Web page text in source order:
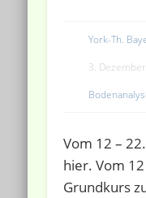
York-Th.
3.
Vom 12 –
hier. Vom
Grundkurs